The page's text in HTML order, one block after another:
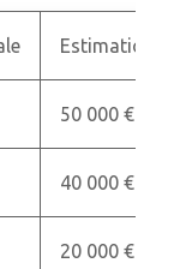
Estimation
50 000 €
40 000 €
20 000 €